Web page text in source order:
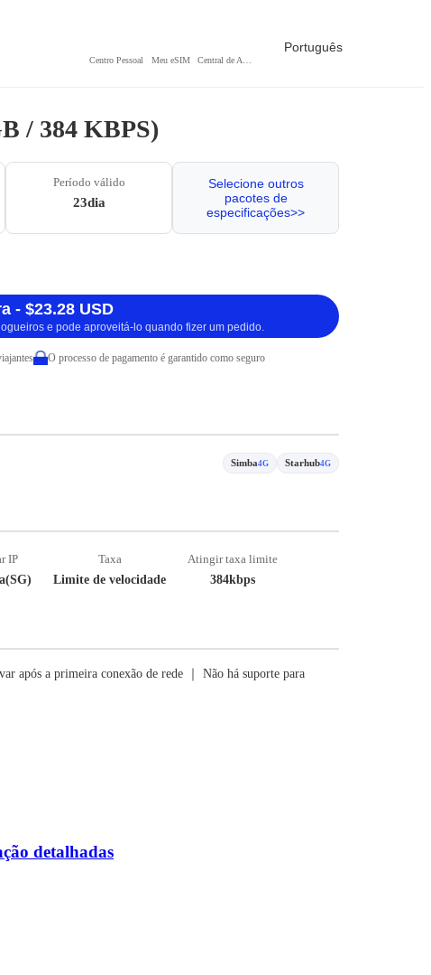
Centro Pessoal Meu eSIM
Português
/ 384 KBPS)
Período válido
23dia
Selecione outros
pacotes de
especificações>>
- $23.28 USD
e pode aproveitá-lo quando fizer um pedido.
O processo de pagamento é garantido como seguro
Simba4G Starhub4G
IP
Taxa
Limite de velocidade
Atingir taxa limite
384kbps
após a primeira conexão de rede ｜ Não há suporte para
detalhadas